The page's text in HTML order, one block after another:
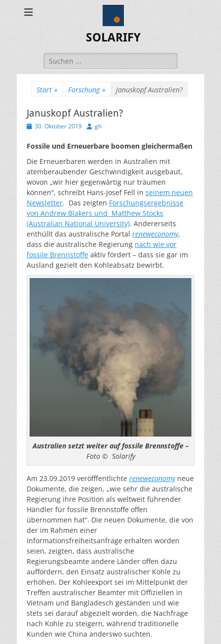
SOLARIFY
Suchen
nach:
Start » Forschung » Januskopf Australien?
Januskopf Australien?
Veröffentlicht
30. Oktober 2019 Autor
gh
Fossile und Erneuerbare boomen gleichermaßen
Die Erneuerbaren werden in Australien mit
atemberaubender Geschwindigkeit ausgebaut,
wovon „wir hier gegenwärtig nur träumen
können“, schreibt Hans-Josef Fell in seinem neuen
Newsletter. Das zeigten Forschungsergebnisse
von Andrew Blakers und Matthew Stocks
(Australian National University). Andererseits
enthüllt das australische Portal reneweconomy,
dass die australische Regierung nach wie vor
fossile Brennstoffe aktiv fördert – dass sie gar im
Ausland gezielt den Kohleabsatz bewirbt.
Australien setzt weiter auf fossile Brennstoffe –
Foto © Solarify
Am 23.09.2019 veröfffentlichte reneweconomyneue
Dokumente, die zeigen, „wie sehr die australische
Regierung ihre Position als weltweit führender
Händler für fossile Brennstoffe offen
übernommen hat“. Die neuen Dokumente, die von
der im Rahmen einer
Informationsfreiheitsanfrage erhalten worden
seien, zeigten, dass australische
Regierungsbeamte andere Länder offen dazu
auffordern, den Einsatz australischer Kohle zu
erhöhen. Der Kohleexport sei im Mittelpunkt der
Treffen australischer Beamter mit Offiziellen in
Vietnam und Bangladesch gestanden und wie
stets sei darauf abgezielt worden, die Nachfrage
nach Kohle zu steigern, während traditionelle
Kunden wie China anderswo suchten.